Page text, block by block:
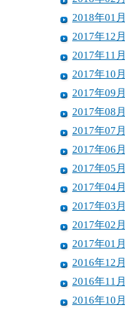
2018年01月
2017年12月
2017年11月
2017年10月
2017年09月
2017年08月
2017年07月
2017年06月
2017年05月
2017年04月
2017年03月
2017年02月
2017年01月
2016年12月
2016年11月
2016年10月